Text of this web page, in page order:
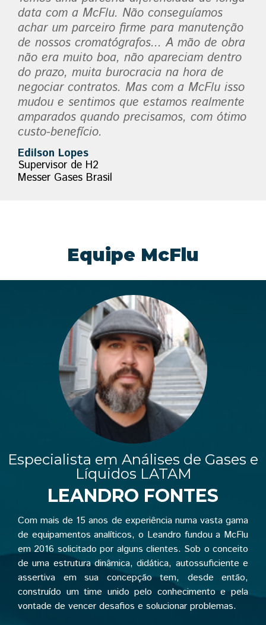
data com a McFlu. Não conseguíamos
achar um parceiro firme para manutenção
de nossos cromatógrafos... A mão de obra
não era muito boa, não apareciam dentro
do prazo, muita burocracia na hora de
negociar contratos. Mas com a McFlu isso
mudou e sentimos que estamos realmente
amparados quando precisamos, com ótimo
custo-benefício.
Edilson Lopes
Supervisor de H2
Messer Gases Brasil
Equipe McFlu
Especialista em Análises de Gases e
Líquidos LATAM
LEANDRO FONTES
Com mais de 15 anos de experiência numa vasta gama
de equipamentos analíticos, o Leandro fundou a McFlu
em 2016 solicitado por alguns clientes. Sob o conceito
de uma estrutura dinâmica, didática, autossuficiente e
assertiva em sua concepção tem, desde então,
construído um time unido pelo conhecimento e pela
vontade de vencer desafios e solucionar problemas.